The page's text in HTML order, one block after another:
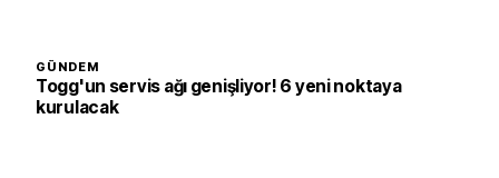
GÜNDEM
Togg'un servis ağı genişliyor! 6 yeni noktaya
kurulacak